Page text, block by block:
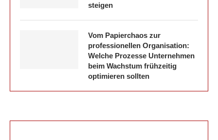
steigen
Vom Papierchaos zur
professionellen Organisation:
Welche Prozesse Unternehmen
beim Wachstum frühzeitig
optimieren sollten